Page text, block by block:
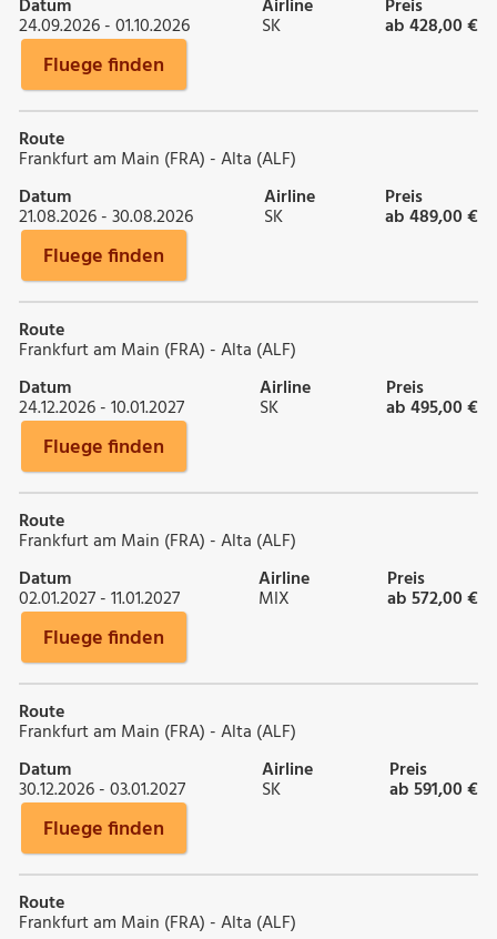
Datum
24.09.2026 - 01.10.2026
Airline
SK
Preis
ab 428,00 €
Fluege finden
Route
Frankfurt am Main (FRA) - Alta (ALF)
Datum
21.08.2026 - 30.08.2026
Airline
SK
Preis
ab 489,00 €
Fluege finden
Route
Frankfurt am Main (FRA) - Alta (ALF)
Datum
24.12.2026 - 10.01.2027
Airline
SK
Preis
ab 495,00 €
Fluege finden
Route
Frankfurt am Main (FRA) - Alta (ALF)
Datum
02.01.2027 - 11.01.2027
Airline
MIX
Preis
ab 572,00 €
Fluege finden
Route
Frankfurt am Main (FRA) - Alta (ALF)
Datum
30.12.2026 - 03.01.2027
Airline
SK
Preis
ab 591,00 €
Fluege finden
Route
Frankfurt am Main (FRA) - Alta (ALF)